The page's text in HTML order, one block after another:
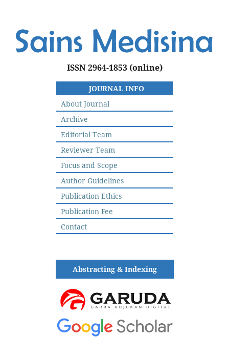
ISSN 2964-1853 (online)
JOURNAL INFO
About Journal
Archive
Editorial Team
Reviewer Team
Focus and Scope
Author Guidelines
Publication Ethics
Publication Fee
Contact
Abstracting & Indexing